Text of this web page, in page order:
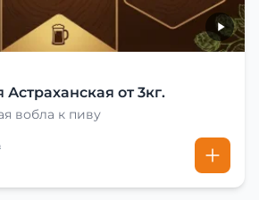
от 3кг.
вобла к пиву